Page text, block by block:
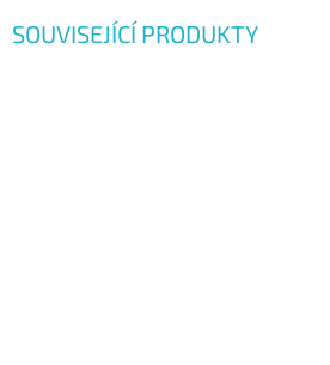
SOUVISEJÍCÍ PRODUKTY